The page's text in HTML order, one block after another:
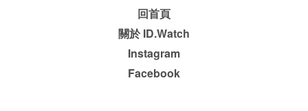
回首頁
關於 ID.Watch
Instagram
Facebook